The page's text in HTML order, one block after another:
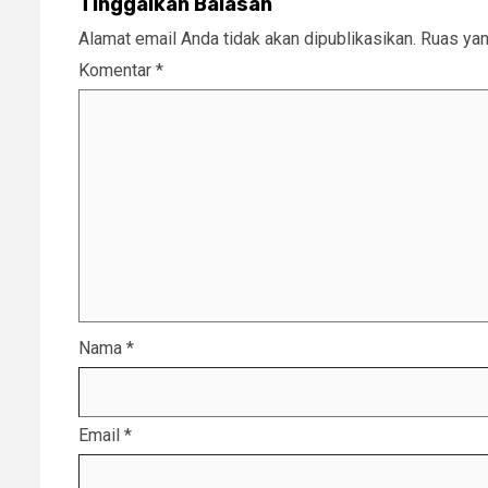
Alamat email Anda tidak akan dipublikasikan. Ruas
Komentar *
Nama *
Email *